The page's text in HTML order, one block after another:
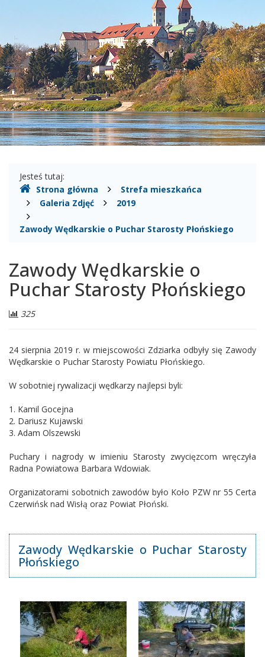
Gdzie
jesteśmy
Jesteś tutaj:
Strona główna
Strefa mieszkańca
Galeria Zdjęć
2019
Zawody Wędkarskie o Puchar Starosty Płońskiego
Zawody Wędkarskie o
Puchar Starosty Płońskiego
Liczba
325
24 sierpnia 2019 r. w miejscowości Zdziarka odbyły się Zawody
Wędkarskie o Puchar Starosty Powiatu Płońskiego.
W sobotniej rywalizacji wędkarzy najlepsi byli:
1. Kamil Gocejna
2. Dariusz Kujawski
3. Adam Olszewski
Puchary i nagrody w imieniu Starosty zwycięzcom wręczyła
Radna Powiatowa Barbara Wdowiak.
Organizatorami sobotnich zawodów było Koło PZW nr 55 Certa
Czerwińsk nad Wisłą oraz Powiat Płoński.
Zawody Wędkarskie o Puchar Starosty
Płońskiego